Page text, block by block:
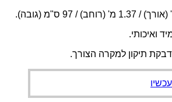
ואיכותי.
תיקון למקרה הצורך.